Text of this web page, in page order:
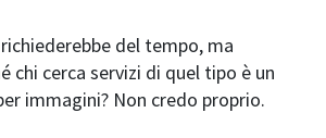
del tempo, ma
chi cerca servizi di quel tipo è un
immagini? Non credo proprio.